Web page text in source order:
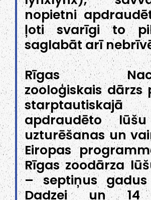
nopietni
ļoti svarīgi to
saglabāt arī
Rīgas
zooloģiskais dārzs
starptautiskajā
apdraudēto
uzturēšanas un
Eiropas
Rīgas zoodārza
– septiņus
Dadzei un 14